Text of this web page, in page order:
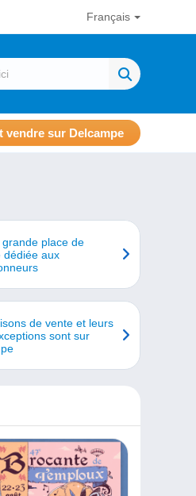
Français
vendre sur Delcampe
grande place de
dédiée aux
de vente et leurs
sont sur